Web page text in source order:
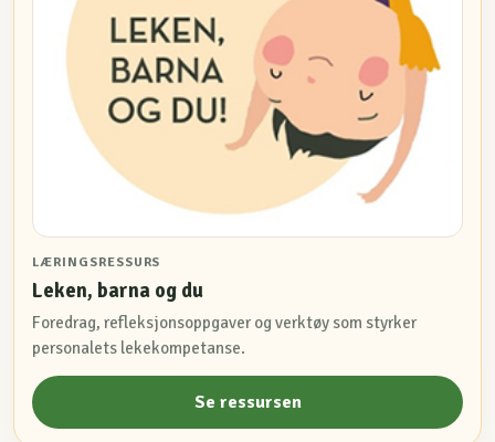
LÆRINGSRESSURS
Leken, barna og du
Foredrag, refleksjonsoppgaver og verktøy som styrker
personalets lekekompetanse.
Se ressursen